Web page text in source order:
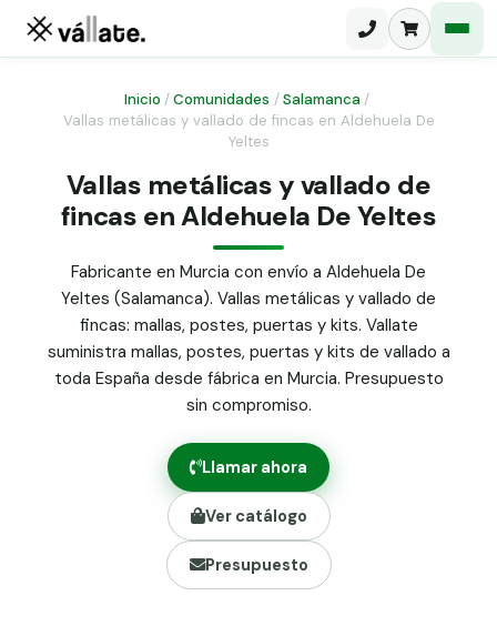
Malla electrosoldada
Malla ganadera
Malla triple torsión
Panel malla H.
Puerta abatible dos hojas
Puerta acceso peatonal
Poste malla Hércules
Poste malla simple torsión
Alambre de espino galvanizado
Alambre liso galvanizado
Malla ocultación 70 g/m² verde
Abrazadera PVC malla H.
Grapa malla H.
Grapadora
Inicio /Comunidades / Salamanca /
Vallas metálicas y vallado de fincas en Aldehuela De
Yeltes
Vallas metálicas y vallado de
fincas en Aldehuela De Yeltes
Fabricante en Murcia con envío a Aldehuela De
Yeltes (Salamanca). Vallas metálicas y vallado de
fincas: mallas, postes, puertas y kits. Vallate
suministra mallas, postes, puertas y kits de vallado a
toda España desde fábrica en Murcia. Presupuesto
sin compromiso.
Llamar ahora
Ver catálogo
Presupuesto